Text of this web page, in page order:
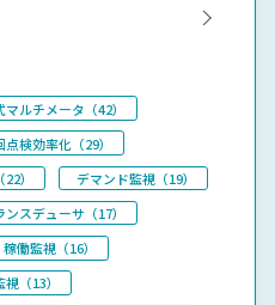
マルチメータ（42）
点検効率化（29）
）
デマンド監視（19）
スデューサ（17）
稼働監視（16）
（13）